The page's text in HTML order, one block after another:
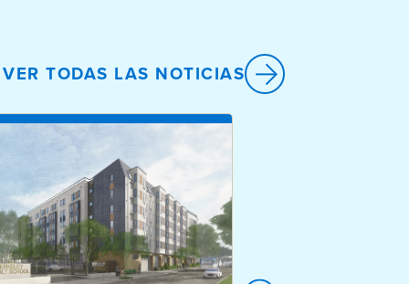
VER TODAS LAS NOTICIAS